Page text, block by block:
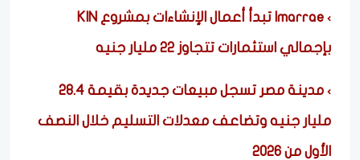
Imarrae تبدأ أعمال الإنشاءات بمشروع KIN
بإجمالي استثمارات تتجاوز 22 مليار جنيه
مدينة مصر تسجل مبيعات جديدة بقيمة 28.4
مليار جنيه وتضاعف معدلات التسليم خلال النصف
الأول من 2026